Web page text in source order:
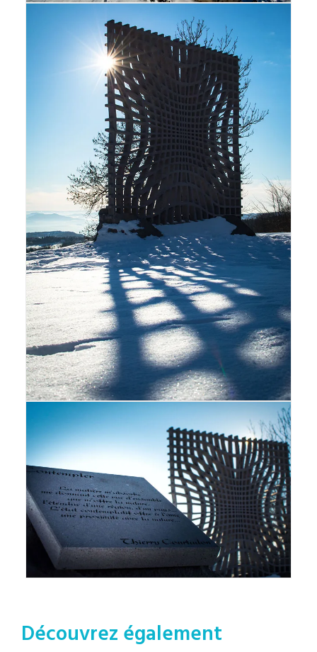
Découvrez également